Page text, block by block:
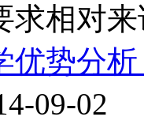
求相对
优势分析
09-02